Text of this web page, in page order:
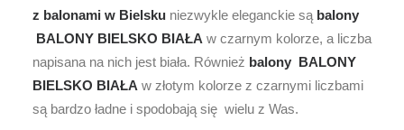
z balonami w Bielsku niezwykle eleganckie są balony
BALONY BIELSKO BIAŁA w czarnym kolorze, a liczba
napisana na nich jest biała. Również balony BALONY
BIELSKO BIAŁA w złotym kolorze z czarnymi liczbami
są bardzo ładne i spodobają się wielu z Was.